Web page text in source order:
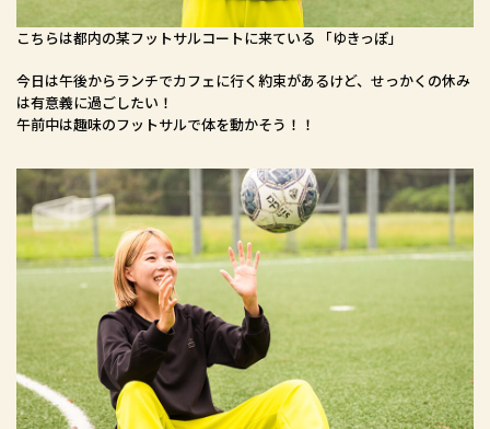
こちらは都内の某フットサルコートに来ている 「ゆきっぽ」
今日は午後からランチでカフェに行く約束があるけど、せっかくの休み
は有意義に過ごしたい！
午前中は趣味のフットサルで体を動かそう！！